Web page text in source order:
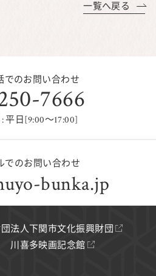
一覧へ戻る
でのお問い合わせ
7666
平日[9:00～17:00]
でのお問い合わせ
bunka.jp
法人下関市文化振興財団
川喜多映画記念館